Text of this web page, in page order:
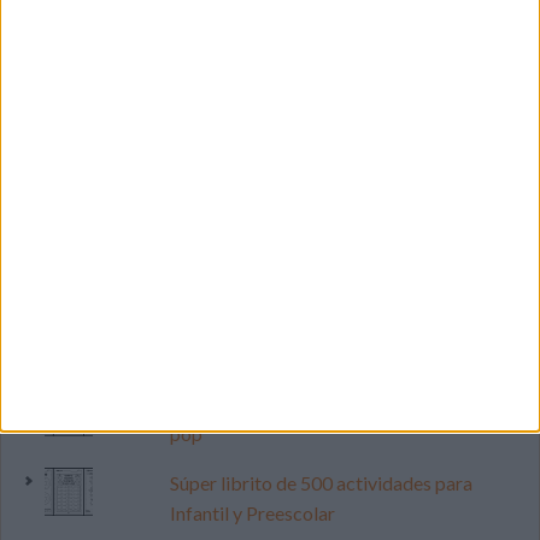
pop
Súper librito de 500 actividades para
Infantil y Preescolar